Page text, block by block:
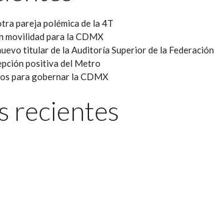
pareja polémica de la 4T
movilidad para la CDMX
titular de la Auditoría Superior de la Federación
positiva del Metro
para gobernar la CDMX
recientes